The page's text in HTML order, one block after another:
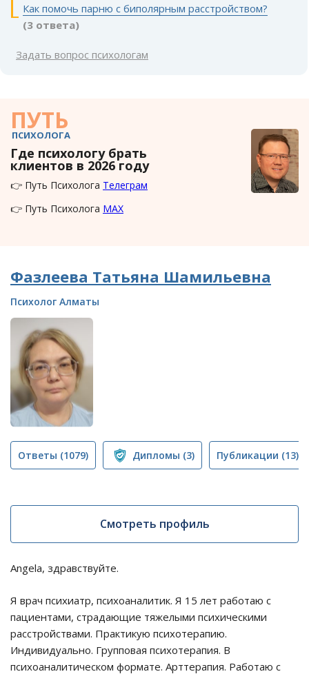
Как помочь парню с биполярным расстройством?
(3 ответа)
Задать вопрос психологам
ПУТЬ
ПСИХОЛОГА
Где психологу брать
клиентов в 2026 году
👉 Путь Психолога Телеграм
👉 Путь Психолога MAX
Фазлеева Татьяна Шамильевна
Психолог Алматы
Ответы (1079) Дипломы (3) Публикации (13)
Смотреть профиль
Angela, здравствуйте.
Я врач психиатр, психоаналитик. Я 15 лет работаю с
пациентами, страдающие тяжелыми психическими
расстройствами. Практикую психотерапию.
Индивидуально. Групповая психотерапия. В
психоаналитическом формате. Арттерапия. Работаю с